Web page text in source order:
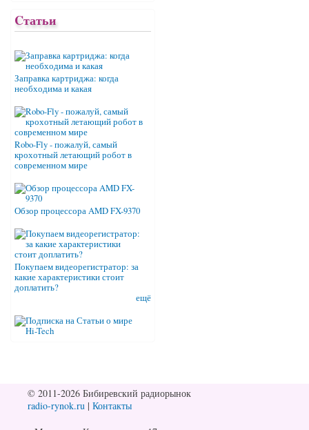
Cтатьи
Заправка картриджа: когда
необходима и какая
Robo-Fly - пожалуй, самый
крохотный летающий робот в
современном мире
Обзор процессора AMD FX-9370
Покупаем видеорегистратор: за
какие характеристики стоит
доплатить?
ещё
© 2011-2026 Бибиревский радиорынок
radio-rynok.ru | Контакты